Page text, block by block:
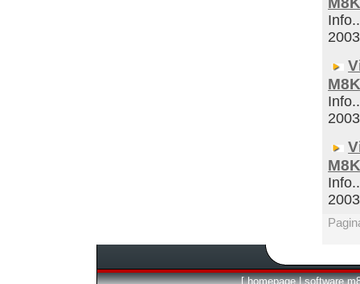
2003
2003
2003
[ homepage | software